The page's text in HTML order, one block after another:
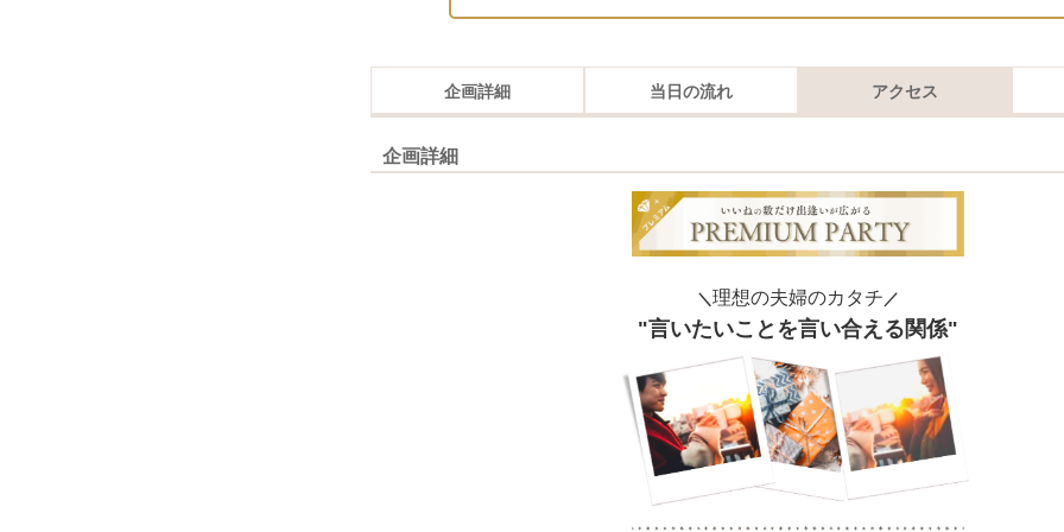
企画詳細 当日の流れ アクセス
企画詳細
＼理想の夫婦のカタチ ／
"言いたいことを言い合える関係"